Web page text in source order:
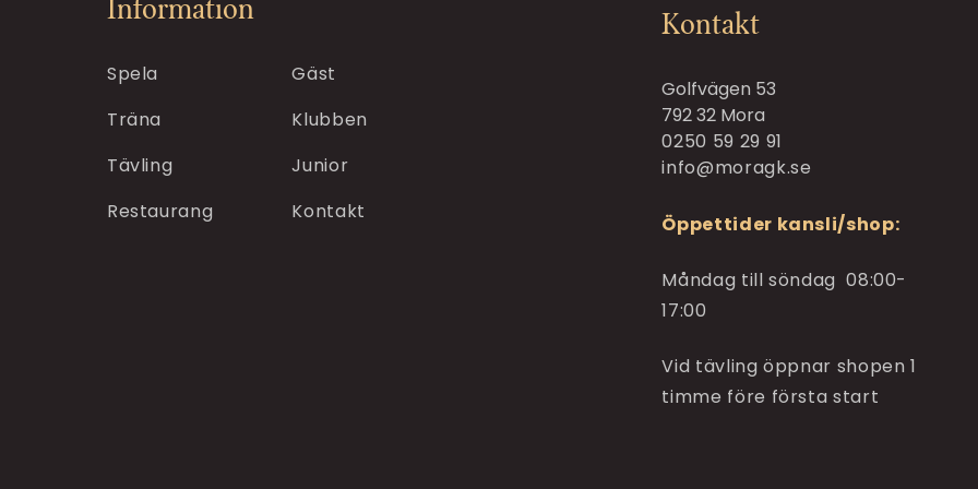
Information
Spela
Gäst
Träna
Klubben
Tävling
Junior
Restaurang
Kontakt
Kontakt
Golfvägen 53
792 32 Mora
0250 59 29 91
info@moragk.se
Öppettider kansli/shop:
Måndag till söndag 08:00-
17:00
Vid tävling öppnar shopen 1
timme före första start